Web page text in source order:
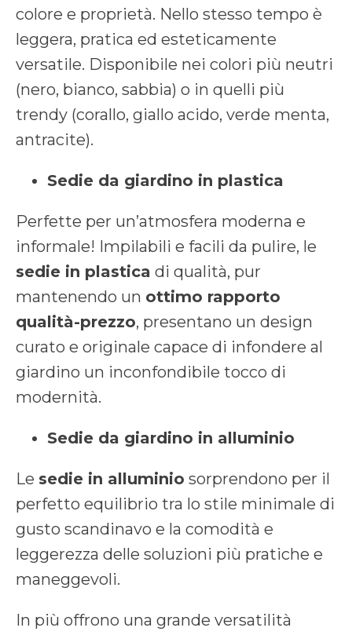
colore e proprietà. Nello stesso tempo è
leggera, pratica ed esteticamente
versatile. Disponibile nei colori più neutri
(nero, bianco, sabbia) o in quelli più
trendy (corallo, giallo acido, verde menta,
antracite).
Sedie da giardino in plastica
Perfette per un’atmosfera moderna e
informale! Impilabili e facili da pulire, le
sedie in plastica di qualità, pur
mantenendo un ottimo rapporto
qualità-prezzo, presentano un design
curato e originale capace di infondere al
giardino un inconfondibile tocco di
modernità.
Sedie da giardino in alluminio
Le sedie in alluminio sorprendono per il
perfetto equilibrio tra lo stile minimale di
gusto scandinavo e la comodità e
leggerezza delle soluzioni più pratiche e
maneggevoli.
In più offrono una grande versatilità